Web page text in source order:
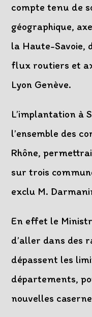
compte tenu de
géographique,
la Haute-Savoie,
flux routiers et
Lyon Genève.
L’implantation à
l’ensemble des
Rhône,
sur trois
exclu M.
En effet le
d’aller dans des
dépassent les
départements,
nouvelles